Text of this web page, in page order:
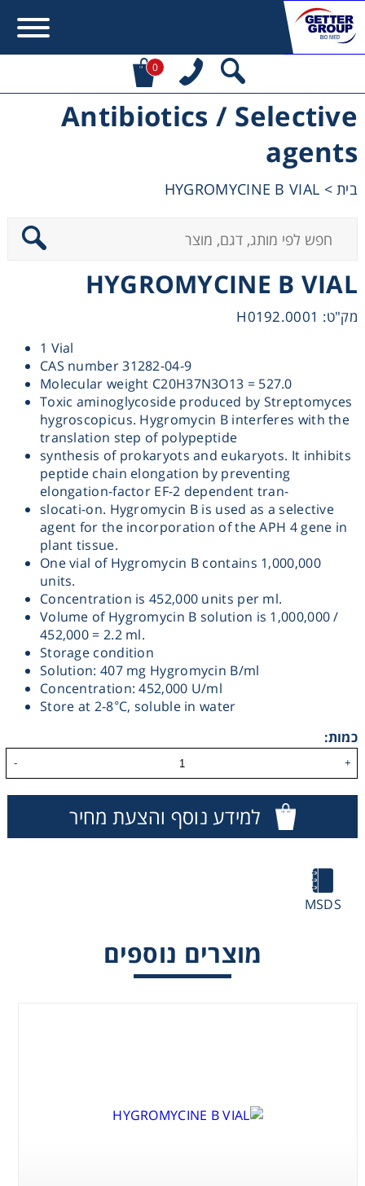
0
Antibiotics / Selective
agents
בית>
HYGROMYCINE B VIAL
HYGROMYCINE B VIAL
מק"ט: H0192.0001
1 Vial
CAS number 31282-04-9
Molecular weight C20H37N3O13 = 527.0
Toxic aminoglycoside produced by Streptomyces
hygroscopicus. Hygromycin B interferes with the
translation step of polypeptide
synthesis of prokaryots and eukaryots. It inhibits
peptide chain elongation by preventing
elongation-factor EF-2 dependent tran-
slocati-on. Hygromycin B is used as a selective
agent for the incorporation of the APH 4 gene in
plant tissue.
One vial of Hygromycin B contains 1,000,000
units.
Concentration is 452,000 units per ml.
Volume of Hygromycin B solution is 1,000,000 /
452,000 = 2.2 ml.
Storage condition
Solution: 407 mg Hygromycin B/ml
Concentration: 452,000 U/ml
Store at 2-8°C, soluble in water
כמות:
+
-
למידע נוסף והצעת מחיר
MSDS
מוצרים נוספים
Error:Contact form not found.
מעונין לקבל הצעת מחיר או מידע עבור:
Heating
Instrumentation
Microscopy
Pumps
Sample Preparation
Shaking & Stirring
Thermometry
Chromatography
Filtration
Liquid Handling
Consumables